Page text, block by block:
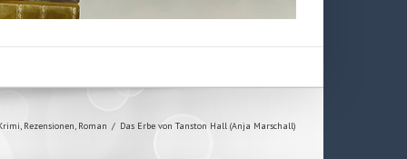
, Rezensionen, Roman / Das Erbe von Tanston Hall (Anja Marschall)